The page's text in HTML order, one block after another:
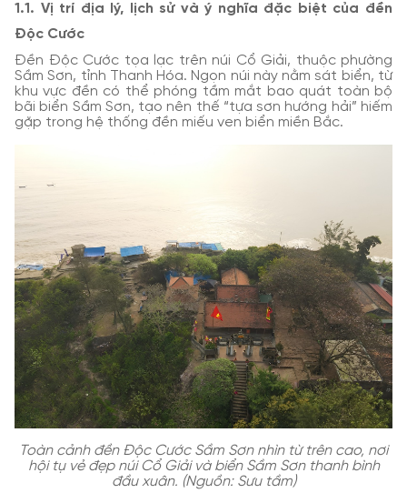
1.1. Vị trí địa lý, lịch sử và ý nghĩa đặc biệt của đền
Độc Cước
Đền Độc Cước tọa lạc trên núi Cổ Giải, thuộc phường
Sầm Sơn, tỉnh Thanh Hóa. Ngọn núi này nằm sát biển, từ
khu vực đền có thể phóng tầm mắt bao quát toàn bộ
bãi biển Sầm Sơn, tạo nên thế “tựa sơn hướng hải” hiếm
gặp trong hệ thống đền miếu ven biển miền Bắc.
Toàn cảnh đền Độc Cước Sầm Sơn nhìn từ trên cao, nơi
hội tụ vẻ đẹp núi Cổ Giải và biển Sầm Sơn thanh bình
đầu xuân. (Nguồn: Sưu tầm)